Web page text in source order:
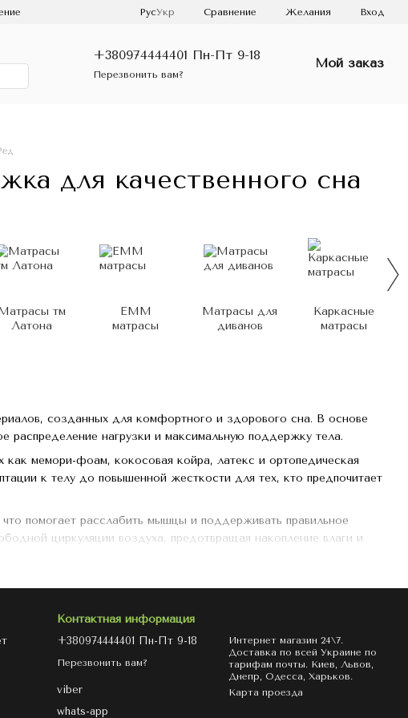
РусУкр Сравнение Желания Вход
+380974444401 Пн-Пт 9-18
Перезвонить вам?
Мой заказ
для качественного сна
тм
Латона
ЕММ
матрасы
Матрасы для
диванов
Каркасные
матрасы
созданных для комфортного и здорового сна. В основе
распределение нагрузки и максимальную поддержку тела.
мемори-фоам, кокосовая койра, латекс и ортопедическая
к телу до повышенной жесткости для тех, кто предпочитает
помогает расслабить мышцы и поддерживать правильное
циркуляции воздуха, предотвращая накопление влаги и
Контактная информация
+380974444401 Пн-Пт 9-18
Перезвонить вам?
viber
whats-app
Интернет магазин 24\7.
Доставка по всей Украине по
тарифам почты. Киев, Львов,
Днепр, Одесса, Харьков.
Карта проезда